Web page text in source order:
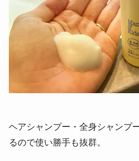
ヘアシャンプー・全身シャンプ
るので使い勝手も抜群。